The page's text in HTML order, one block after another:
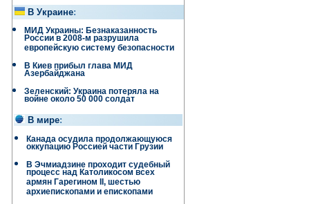
В Украине:
МИД Украины: Безнаказанность
России в 2008-м разрушила
европейскую систему безопасности
В Киев прибыл глава МИД
Азербайджана
Зеленский: Украина потеряла на
войне около 50 000 солдат
В мире:
Канада осудила продолжающуюся
оккупацию Россией части Грузии
В Эчмиадзине проходит судебный
процесс над Католикосом всех
армян Гарегином II, шестью
архиепископами и епископами